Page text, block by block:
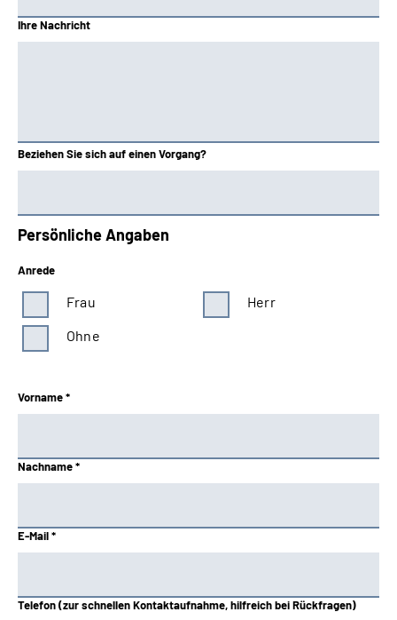
Ihre Nachricht
Beziehen Sie sich auf einen Vorgang?
Persönliche Angaben
Anrede
Frau
Herr
Ohne
Vorname *
Nachname *
E-Mail *
Telefon (zur schnellen Kontaktaufnahme, hilfreich bei Rückfragen)